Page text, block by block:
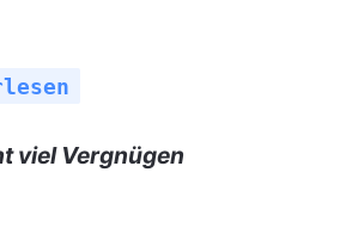
viel Vergnügen